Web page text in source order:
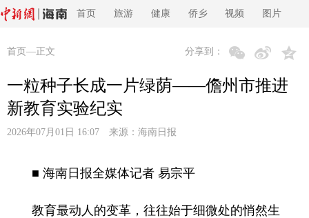
首页 旅游 健康 侨乡 视频 图片
首页 —正文 分享到：
一粒种子长成一片绿荫——儋州市推进
新教育实验纪实
2026年07月01日 16:07 来源： 海南日报
■ 海南日报全媒体记者 易宗平
教育最动人的变革，往往始于细微处的悄然生